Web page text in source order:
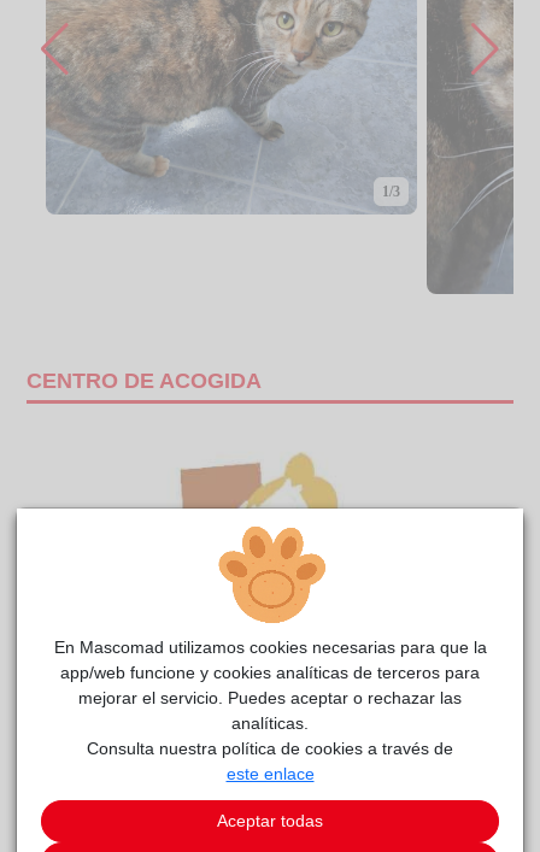
1/3
CENTRO DE ACOGIDA
MINERVAreside actualmente en el centro de acogida
COMENTARIOS
En Mascomad utilizamos cookies necesarias para que la
app/web funcione y cookies analíticas de terceros para
mejorar el servicio. Puedes aceptar o rechazar las
analíticas.
Consulta nuestra política de cookies a través de
este enlace
Aceptar todas